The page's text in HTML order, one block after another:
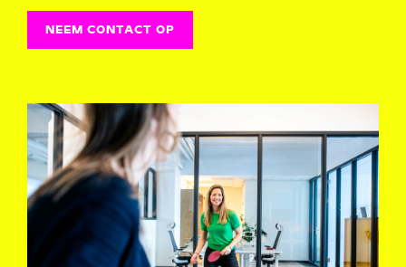
NEEM CONTACT OP